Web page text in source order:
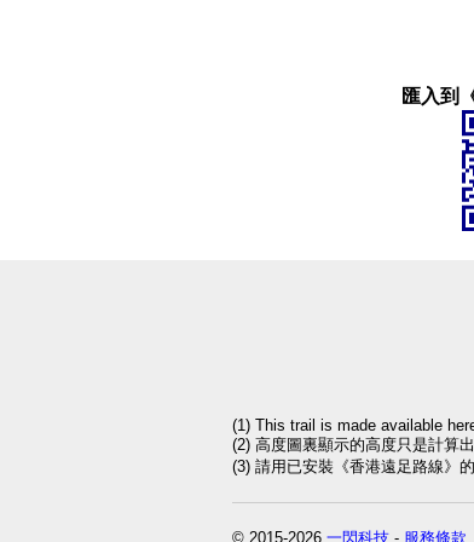
匯入到
(1) This trail is made available
(2) 高度圖裏顯示的高度只是計算
(3) 請用已安裝《香港遠足路線》
© 2015-2026 一閃科技 - 服務條款